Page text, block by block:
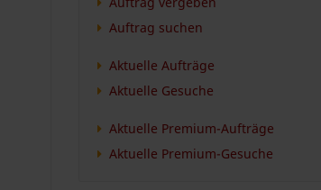
Auftrag suchen
Aktuelle Aufträge
Aktuelle Gesuche
Aktuelle Premium-Aufträge
Aktuelle Premium-Gesuche